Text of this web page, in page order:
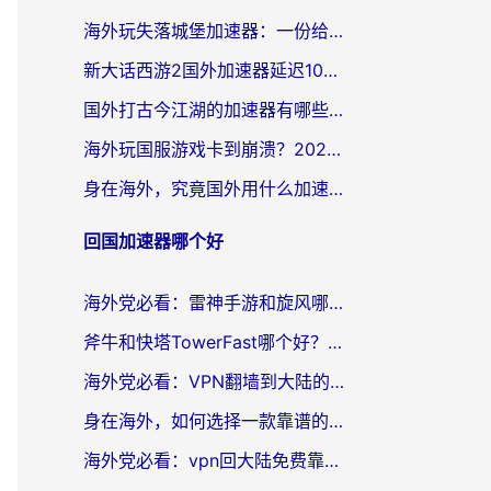
海外玩失落城堡加速器：一份给漂泊玩家的网络自救指南
新大话西游2国外加速器延迟100以下怎么办？海外党实测有效的低延迟指南
国外打古今江湖的加速器有哪些游戏？一个海外玩家的终极选择指南
海外玩国服游戏卡到崩溃？2026加速器免费推荐+实用指南（亲测有效）
身在海外，究竟国外用什么加速器打wow好？
回国加速器哪个好
海外党必看：雷神手游和旋风哪个好？3分钟选对回国加速器，无缝刷国内剧玩游戏
斧牛和快塔TowerFast哪个好？海外党如何选对回国加速器
海外党必看：VPN翻墙到大陆的实用指南——从看CCTV5到选加速器，一篇全搞定
身在海外，如何选择一款靠谱的加速国内网络的加速器？
海外党必看：vpn回大陆免费靠谱吗？3步选对加速器实现无缝刷国内资源